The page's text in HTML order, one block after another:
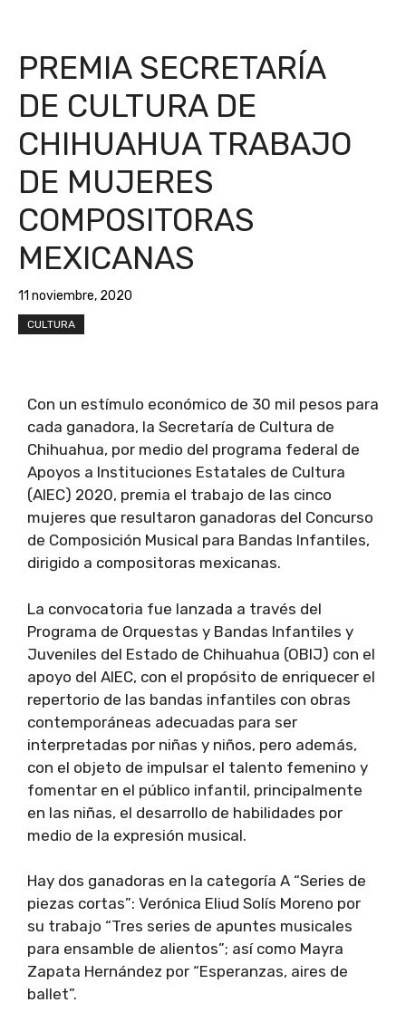
PREMIA SECRETARÍA
DE CULTURA DE
CHIHUAHUA TRABAJO
DE MUJERES
COMPOSITORAS
MEXICANAS
11 noviembre, 2020
CULTURA
Con un estímulo económico de 30 mil pesos para
cada ganadora, la Secretaría de Cultura de
Chihuahua, por medio del programa federal de
Apoyos a Instituciones Estatales de Cultura
(AIEC) 2020, premia el trabajo de las cinco
mujeres que resultaron ganadoras del Concurso
de Composición Musical para Bandas Infantiles,
dirigido a compositoras mexicanas.
La convocatoria fue lanzada a través del
Programa de Orquestas y Bandas Infantiles y
Juveniles del Estado de Chihuahua (OBIJ) con el
apoyo del AIEC, con el propósito de enriquecer el
repertorio de las bandas infantiles con obras
contemporáneas adecuadas para ser
interpretadas por niñas y niños, pero además,
con el objeto de impulsar el talento femenino y
fomentar en el público infantil, principalmente
en las niñas, el desarrollo de habilidades por
medio de la expresión musical.
Hay dos ganadoras en la categoría A “Series de
piezas cortas”: Verónica Eliud Solís Moreno por
su trabajo “Tres series de apuntes musicales
para ensamble de alientos”; así como Mayra
Zapata Hernández por “Esperanzas, aires de
ballet”.